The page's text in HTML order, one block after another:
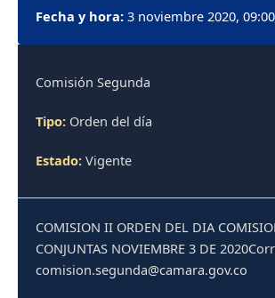
Fecha y hora: 3 noviembre 2020, 09:00
Comisión Segunda
Tipo: Orden del día
Estado: Vigente
COMISION II ORDEN DEL DIA
CONJUNTAS NOVIEMBRE 3 DE
comision.segunda@camara.gov.co